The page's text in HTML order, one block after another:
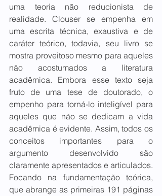
uma teoria não reducionista de
realidade. Clouser se empenha em
uma escrita técnica, exaustiva e de
caráter teórico, todavia, seu livro se
mostra proveitoso mesmo para aqueles
não acostumados a literatura
acadêmica. Embora esse texto seja
fruto de uma tese de doutorado, o
empenho para torná-lo inteligível para
aqueles que não se dedicam a vida
acadêmica é evidente. Assim, todos os
conceitos importantes para o
argumento desenvolvido são
claramente apresentados e articulados.
Focando na fundamentação teórica,
que abrange as primeiras 191 páginas